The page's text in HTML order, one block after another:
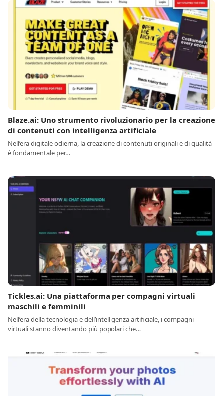
Blaze.ai: Uno strumento rivoluzionario per la creazione
di contenuti con intelligenza artificiale
Nell’era digitale odierna, la creazione di contenuti originali e di qualità
è fondamentale per…
Tickles.ai: Una piattaforma per compagni virtuali
maschili e femminili
Nell’era della tecnologia e dell’intelligenza artificiale, i compagni
virtuali stanno diventando più popolari che…